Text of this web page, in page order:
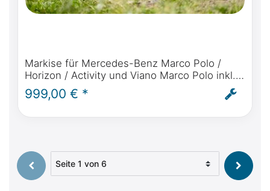
Markise für Mercedes-Benz Marco Polo /
Horizon / Activity und Viano Marco Polo inkl.
Fiamma F35, regendichter Anbindung,
Halterung und Montage
999,00 € *